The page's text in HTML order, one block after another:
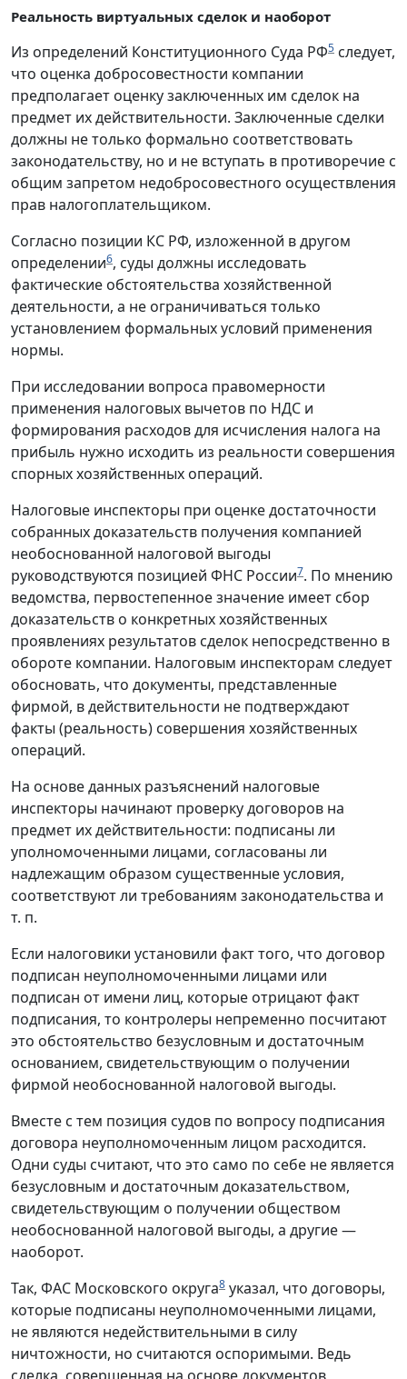
Реальность виртуальных сделок и наоборот
Из определений Конституционного Суда РФ5 следует,
что оценка добросовестности компании
предполагает оценку заключенных им сделок на
предмет их действительности. Заключенные сделки
должны не только формально соответствовать
законодательству, но и не вступать в противоречие с
общим запретом недобросовестного осуществления
прав налогоплательщиком.
Согласно позиции КС РФ, изложенной в другом
определении6, суды должны исследовать
фактические обстоятельства хозяйственной
деятельности, а не ограничиваться только
установлением формальных условий применения
нормы.
При исследовании вопроса правомерности
применения налоговых вычетов по НДС и
формирования расходов для исчисления налога на
прибыль нужно исходить из реальности совершения
спорных хозяйственных операций.
Налоговые инспекторы при оценке достаточности
собранных доказательств получения компанией
необоснованной налоговой выгоды
руководствуются позицией ФНС России7. По мнению
ведомства, первостепенное значение имеет сбор
доказательств о конкретных хозяйственных
проявлениях результатов сделок непосредственно в
обороте компании. Налоговым инспекторам следует
обосновать, что документы, представленные
фирмой, в действительности не подтверждают
факты (реальность) совершения хозяйственных
операций.
На основе данных разъяснений налоговые
инспекторы начинают проверку договоров на
предмет их действительности: подписаны ли
уполномоченными лицами, согласованы ли
надлежащим образом существенные условия,
соответствуют ли требованиям законодательства и
т. п.
Если налоговики установили факт того, что договор
подписан неуполномоченными лицами или
подписан от имени лиц, которые отрицают факт
подписания, то контролеры непременно посчитают
это обстоятельство безусловным и достаточным
основанием, свидетельствующим о получении
фирмой необоснованной налоговой выгоды.
Вместе с тем позиция судов по вопросу подписания
договора неуполномоченным лицом расходится.
Одни суды считают, что это само по себе не является
безусловным и достаточным доказательством,
свидетельствующим о получении обществом
необоснованной налоговой выгоды, а другие —
наоборот.
Так, ФАС Московского округа8 указал, что договоры,
которые подписаны неуполномоченными лицами,
не являются недействительными в силу
ничтожности, но считаются оспоримыми. Ведь